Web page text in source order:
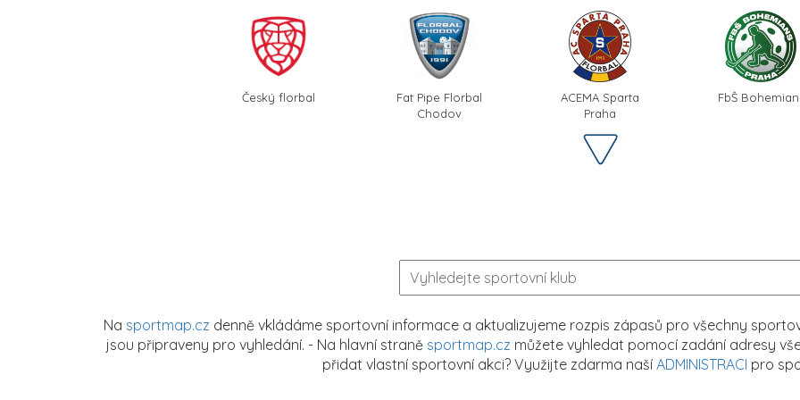
Český florbal
Fat Pipe Florbal
Chodov
ACEMA Sparta
Praha
FbŠ
Na sportmap.cz denně vkládáme sportovní informace a aktualizujeme rozpis zápasů pro všechny
jsou připraveny pro vyhledání. - Na hlavní straně sportmap.cz můžete vyhledat pomocí zadání adresy
přidat vlastní sportovní akci? Využijte zdarma naší ADMINISTRACI pro